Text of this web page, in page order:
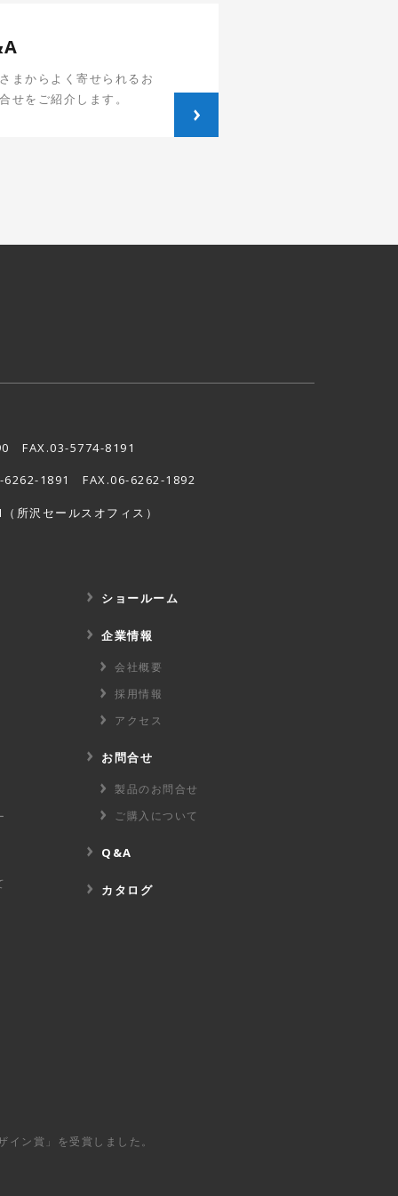
まからよく寄せられるお
せをご紹介します。
FAX.03-5774-8191
6262-1891 FAX.06-6262-1892
（所沢セールスオフィス）
ショールーム
企業情報
会社概要
採用情報
アクセス
お問合せ
製品のお問合せ
ご購入について
Q&A
カタログ
イン賞」を受賞しました。